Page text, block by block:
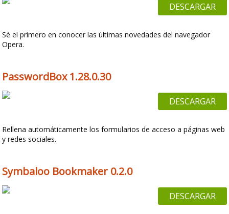
DESCARGAR
Sé el primero en conocer las últimas novedades del navegador
Opera.
PasswordBox 1.28.0.30
DESCARGAR
Rellena automáticamente los formularios de acceso a páginas web
y redes sociales.
Symbaloo Bookmaker 0.2.0
DESCARGAR